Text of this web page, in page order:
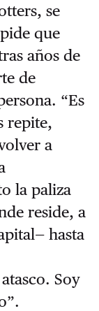
se
que
años de
de
“Es
repite,
a
la paliza
reside, a
hasta
Soy